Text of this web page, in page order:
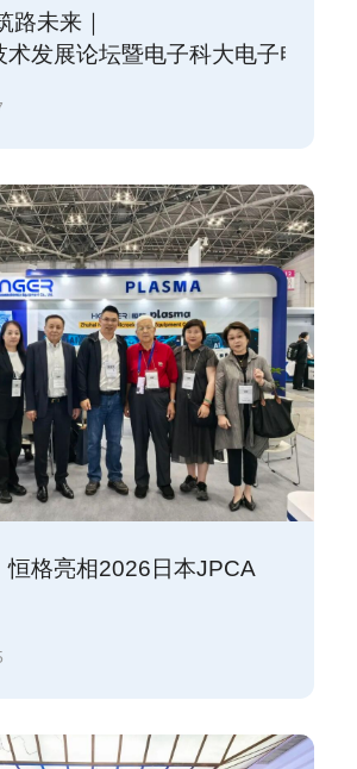
路未来｜
术发展论坛暨电子科大电子电路
恒格亮相2026日本JPCA